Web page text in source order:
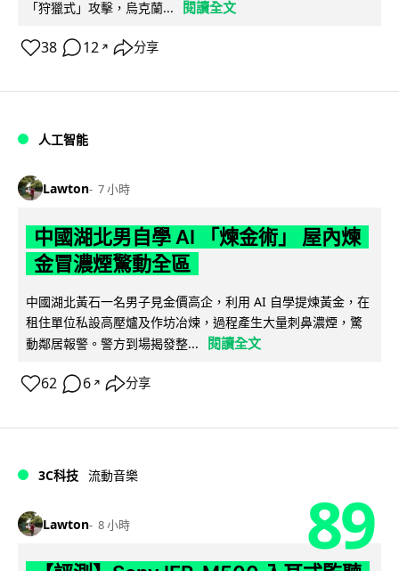
「狩獵式」攻擊，烏克蘭... 閱讀全文
38 12 ↗ 分享
人工智能
Lawton 7 小時
中國湖北男自學 AI 「煉金術」 屋內煉
金冒濃煙驚動全區
中國湖北黃石一名男子見金價高企，利用 AI 自學提煉黃金，在
租住單位私設高壓爐及作坊冶煉，過程產生大量刺鼻濃煙，驚
動鄰居報警。警方到場揭發整...
閱讀全文
62 6 ↗ 分享
3C科技 流動音樂
Lawton 8 小時 89